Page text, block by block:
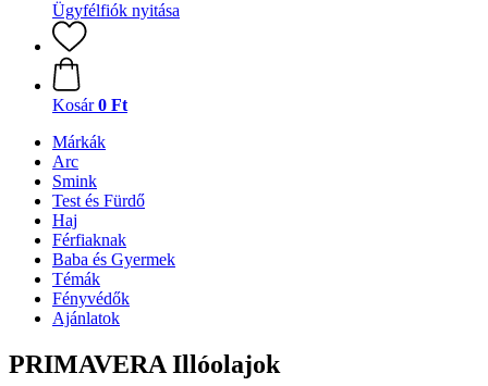
Ügyfélfiók nyitása
Kosár 0 Ft
Márkák
Arc
Smink
Test és Fürdő
Haj
Férfiaknak
Baba és Gyermek
Témák
Fényvédők
Ajánlatok
PRIMAVERA Illóolajok